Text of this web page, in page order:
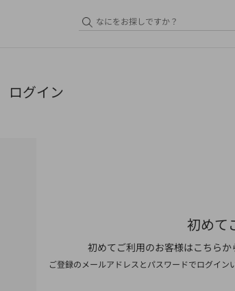
ログイン
初めて
初めてご利用のお客様はこちらか
ご登録のメールアドレスとパスワードでログイン